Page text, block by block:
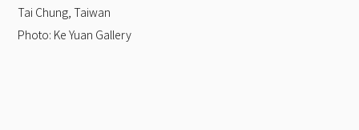
Tai Chung, Taiwan
Photo: Ke Yuan Gallery